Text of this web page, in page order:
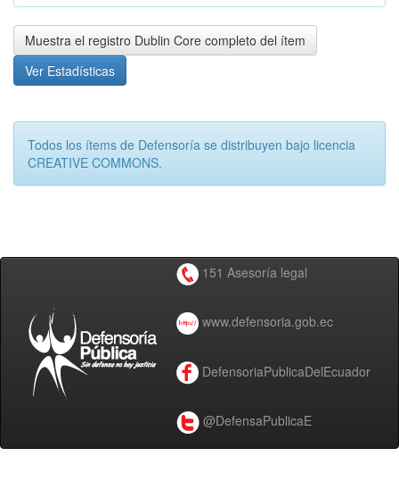
Muestra el registro Dublin Core completo del ítem
Ver Estadísticas
Todos los ítems de Defensoría se distribuyen bajo licencia
CREATIVE COMMONS.
151 Asesoría legal
www.defensoria.gob.ec
DefensoriaPublicaDelEcuador
@DefensaPublicaE